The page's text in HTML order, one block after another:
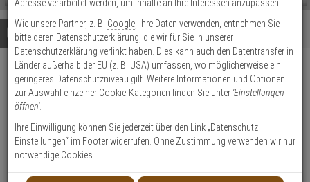
Bitte
geben
Sie
mindestens
Zeichen
ein,
um
Suche
Es
wurde
noch
Kategorien
Suche
gestartet
Details Beratung Beliebte 5 Megapixel Artikel
HIKVision DS-2CE78H0T-
IT3E(2.8mm)(C) HD-TVI Kamera
Produktmerkmale
Adresse verarbeitet werden, um Inhalte an Ihre Interessen anzupassen.
Wie unsere Partner, z. B. Google , Ihre Daten verwenden, entnehmen Sie
bitte deren Datenschutzerklärung, die wir für Sie in unserer
Datenschutzerklärung verlinkt haben. Dies kann auch den Datentransfer in
Länder außerhalb der EU (z. B. USA) umfassen, wo möglicherweise ein
geringeres Datenschutzniveau gilt. Weitere Informationen und Optionen
zur Auswahl einzelner Cookie-Kategorien finden Sie unter 'Einstellungen
öffnen'.
Ihre Einwilligung können Sie jederzeit über den Link „Datenschutz
Einstellungen“ im Footer widerrufen. Ohne Zustimmung verwenden wir nur
notwendige Cookies.